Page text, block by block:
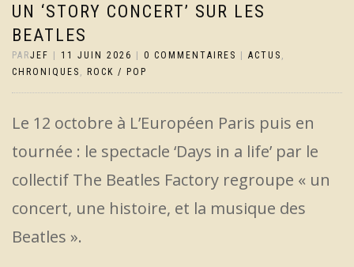
UN ‘STORY CONCERT’ SUR LES
BEATLES
PARJEF | 11 JUIN 2026 | 0 COMMENTAIRES | ACTUS
CHRONIQUES
ROCK / POP
Le 12 octobre à L’Européen Paris puis en
tournée : le spectacle ‘Days in a life’ par le
collectif The Beatles Factory regroupe « un
concert, une histoire, et la musique des
Beatles ».